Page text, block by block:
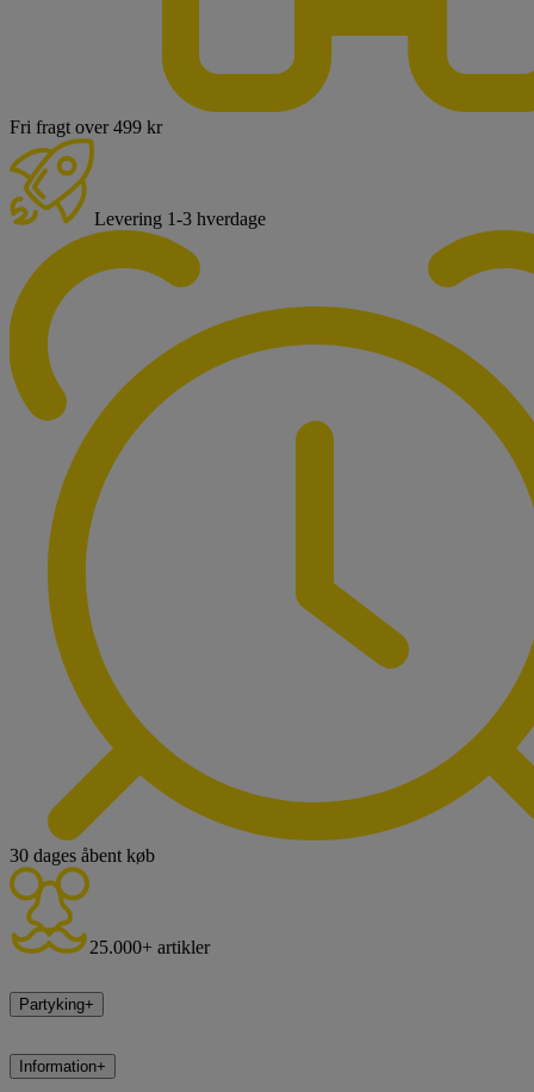
Fri fragt over 499 kr
Levering 1-3 hverdage
30 dages åbent køb
25.000+ artikler
Partyking+
Information+